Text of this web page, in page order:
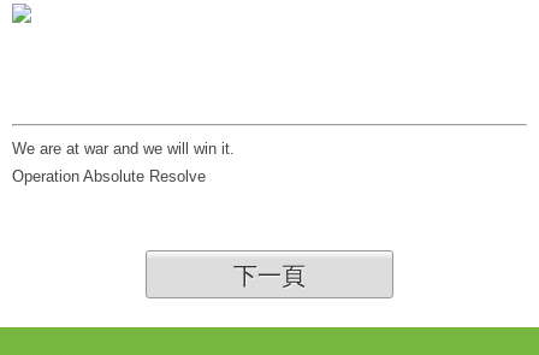
We are at war and we will win it.
Operation Absolute Resolve
下一頁